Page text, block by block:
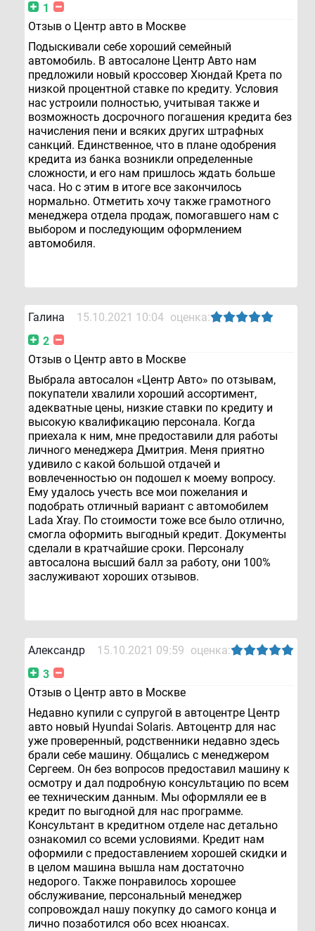
1
Отзыв о Центр авто в Москве
Подыскивали себе хороший семейный
автомобиль. В автосалоне Центр Авто нам
предложили новый кроссовер Хюндай Крета по
низкой процентной ставке по кредиту. Условия
нас устроили полностью, учитывая также и
возможность досрочного погашения кредита без
начисления пени и всяких других штрафных
санкций. Единственное, что в плане одобрения
кредита из банка возникли определенные
сложности, и его нам пришлось ждать больше
часа. Но с этим в итоге все закончилось
нормально. Отметить хочу также грамотного
менеджера отдела продаж, помогавшего нам с
выбором и последующим оформлением
автомобиля.
Галина 15.10.2021 10:04 оценка:
2
Отзыв о Центр авто в Москве
Выбрала автосалон «Центр Авто» по отзывам,
покупатели хвалили хороший ассортимент,
адекватные цены, низкие ставки по кредиту и
высокую квалификацию персонала. Когда
приехала к ним, мне предоставили для работы
личного менеджера Дмитрия. Меня приятно
удивило с какой большой отдачей и
вовлеченностью он подошел к моему вопросу.
Ему удалось учесть все мои пожелания и
подобрать отличный вариант с автомобилем
Lada Xray. По стоимости тоже все было отлично,
смогла оформить выгодный кредит. Документы
сделали в кратчайшие сроки. Персоналу
автосалона высший балл за работу, они 100%
заслуживают хороших отзывов.
Александр 15.10.2021 09:59 оценка:
3
Отзыв о Центр авто в Москве
Недавно купили с супругой в автоцентре Центр
авто новый Hyundai Solaris. Автоцентр для нас
уже проверенный, родственники недавно здесь
брали себе машину. Общались с менеджером
Сергеем. Он без вопросов предоставил машину к
осмотру и дал подробную консультацию по всем
ее техническим данным. Мы оформляли ее в
кредит по выгодной для нас программе.
Консультант в кредитном отделе нас детально
ознакомил со всеми условиями. Кредит нам
оформили с предоставлением хорошей скидки и
в целом машина вышла нам достаточно
недорого. Также понравилось хорошее
обслуживание, персональный менеджер
сопровождал нашу покупку до самого конца и
лично позаботился обо всех нюансах.